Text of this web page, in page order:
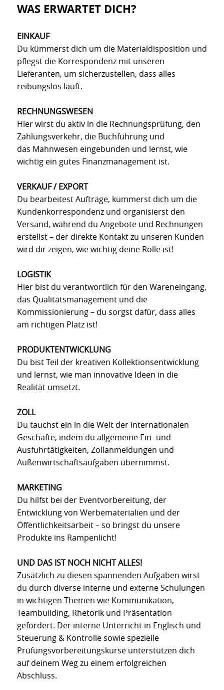
WAS ERWARTET DICH?
EINKAUF
Du kümmerst dich um die Materialdisposition und
pflegst die Korrespondenz mit unseren
Lieferanten, um sicherzustellen, dass alles
reibungslos läuft.
RECHNUNGSWESEN
Hier wirst du aktiv in die Rechnungsprüfung, den
Zahlungsverkehr, die Buchführung und
das Mahnwesen eingebunden und lernst, wie
wichtig ein gutes Finanzmanagement ist.
VERKAUF / EXPORT
Du bearbeitest Aufträge, kümmerst dich um die
Kundenkorrespondenz und organisierst den
Versand, während du Angebote und Rechnungen
erstellst – der direkte Kontakt zu unseren Kunden
wird dir zeigen, wie wichtig deine Rolle ist!
LOGISTIK
Hier bist du verantwortlich für den Wareneingang,
das Qualitätsmanagement und die
Kommissionierung – du sorgst dafür, dass alles
am richtigen Platz ist!
PRODUKTENTWICKLUNG
Du bist Teil der kreativen Kollektionsentwicklung
und lernst, wie man innovative Ideen in die
Realität umsetzt.
ZOLL
Du tauchst ein in die Welt der internationalen
Geschäfte, indem du allgemeine Ein- und
Ausfuhrtätigkeiten, Zollanmeldungen und
Außenwirtschaftsaufgaben übernimmst.
MARKETING
Du hilfst bei der Eventvorbereitung, der
Entwicklung von Werbematerialien und der
Öffentlichkeitsarbeit – so bringst du unsere
Produkte ins Rampenlicht!
UND DAS IST NOCH NICHT ALLES!
Zusätzlich zu diesen spannenden Aufgaben wirst
du durch diverse interne und externe Schulungen
in wichtigen Themen wie Kommunikation,
Teambuilding, Rhetorik und Präsentation
gefördert. Der interne Unterricht in Englisch und
Steuerung & Kontrolle sowie spezielle
Prüfungsvorbereitungskurse unterstützen dich
auf deinem Weg zu einem erfolgreichen
Abschluss.